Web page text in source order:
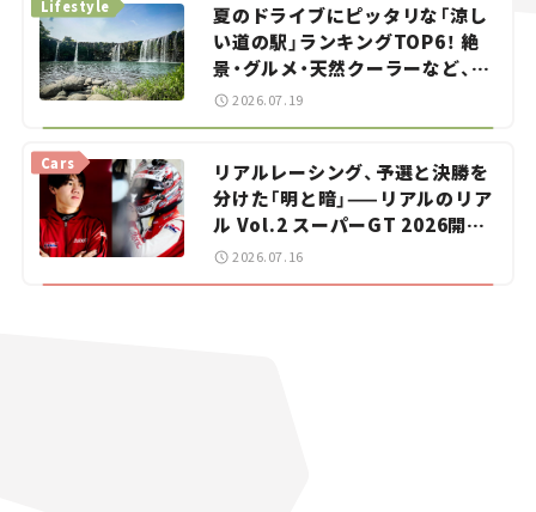
夏のドライブにピッタリな「涼し
い道の駅」ランキングTOP6！ 絶
景・グルメ・天然クーラーなど、避
暑におすすめのスポットを紹介
Lifestyle
2026.07.19
リアルレーシング、予選と決勝を
分けた「明と暗」——リアルのリア
ル Vol.2 スーパーGT 2026開幕
戦 岡山国際サーキット
Cars
2026.07.16